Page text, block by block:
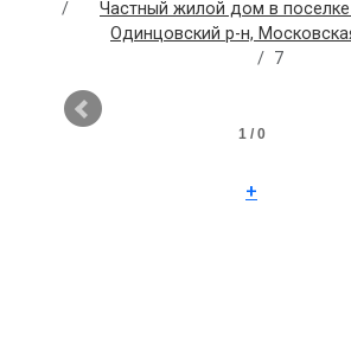
Частный жилой дом в
Одинцовский р-н,
7
1 / 0
+